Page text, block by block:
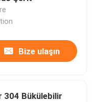
Bize ulaşın
304 Bükülebilir